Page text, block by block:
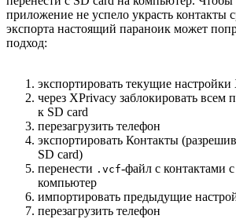
приложение не успело украсть контакты
экспорта настоящий параноик может
подход:
экспортировать текущие
через XPrivacy заблокировать всем
к SD card
перезагрузить телефон
экспортировать Контакты
SD card)
перенести .vcf-файл с контактами
компьютер
импортировать предыдущие
перезагрузить телефон